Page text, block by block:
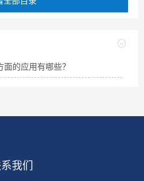
的应用有哪些？
我们